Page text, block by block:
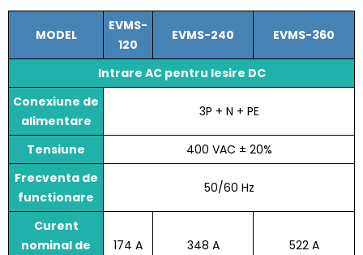
MODEL
EVMS-
120
EVMS-240 EVMS-360
Intrare AC pentru Iesire DC
Conexiune de
alimentare
3P + N + PE
Tensiune
400 VAC ± 20%
Frecventa de
functionare
50/60 Hz
Curent
nominal de
174 A 348 A 522 A